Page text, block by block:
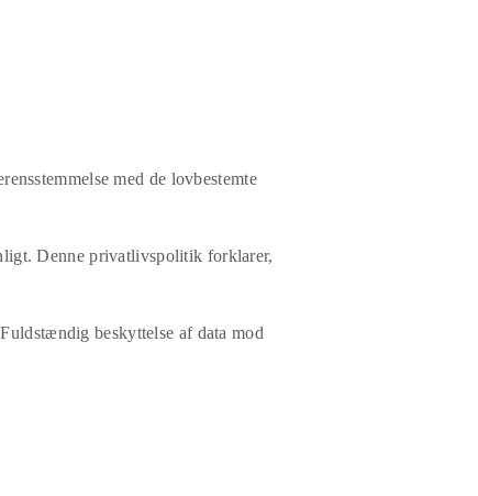
med de lovbestemte
Denne privatlivspolitik forklarer,
beskyttelse af data mod